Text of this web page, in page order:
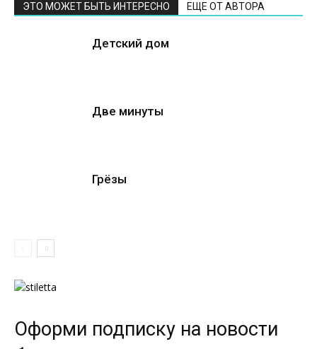
ЭТО МОЖЕТ БЫТЬ ИНТЕРЕСНО ЕЩЕ ОТ АВТОРА
Детский дом
Две минуты
Грёзы
Оформи подписку на новости